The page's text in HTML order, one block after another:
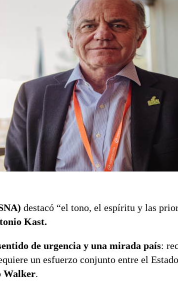
destacó “el tono, el espíritu y las
Kast.
de urgencia y una mirada país:
un esfuerzo conjunto entre el
Walker.